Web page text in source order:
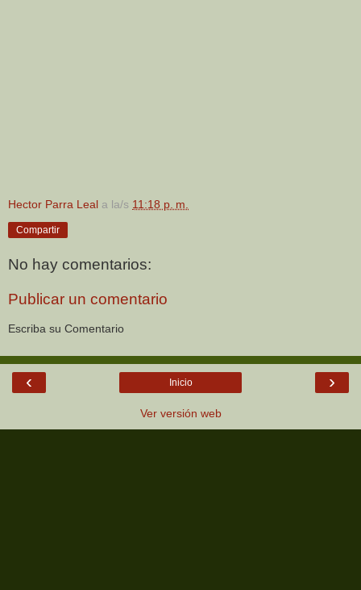
Hector Parra Leal a la/s 11:18 p. m.
Compartir
No hay comentarios:
Publicar un comentario
Escriba su Comentario
‹ ›
Inicio
Ver versión web